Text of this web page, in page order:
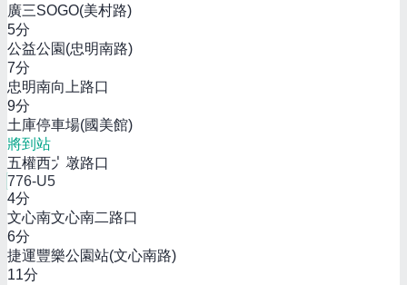
廣三SOGO(美村路)
5分
公益公園(忠明南路)
7分
忠明南向上路口
9分
土庫停車場(國美館)
將到站
五權西大墩路口
776-U5
4分
文心南文心南二路口
6分
捷運豐樂公園站(文心南路)
11分